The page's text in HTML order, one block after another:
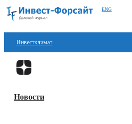
ENG
Инвестклимат
Финансы
Блокчейн
Новости